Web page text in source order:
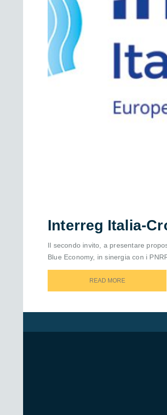
Interreg Italia-
Il secondo invito, a presentare
Blue Economy, in sinergia con i
READ MORE